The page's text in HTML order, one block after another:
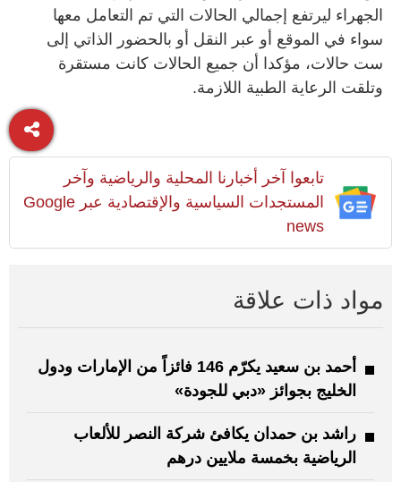
الجهراء ليرتفع إجمالي الحالات التي تم التعامل معها
سواء في الموقع أو عبر النقل أو بالحضور الذاتي إلى
ست حالات، مؤكدا أن جميع الحالات كانت مستقرة
وتلقت الرعاية الطبية اللازمة.
تابعوا آخر أخبارنا المحلية والرياضية وآخر
المستجدات السياسية والإقتصادية عبر Google
news
مواد ذات علاقة
أحمد بن سعيد يكرّم 146 فائزاً من الإمارات ودول
الخليج بجوائز «دبي للجودة»
راشد بن حمدان يكافئ شركة النصر للألعاب
الرياضية بخمسة ملايين درهم